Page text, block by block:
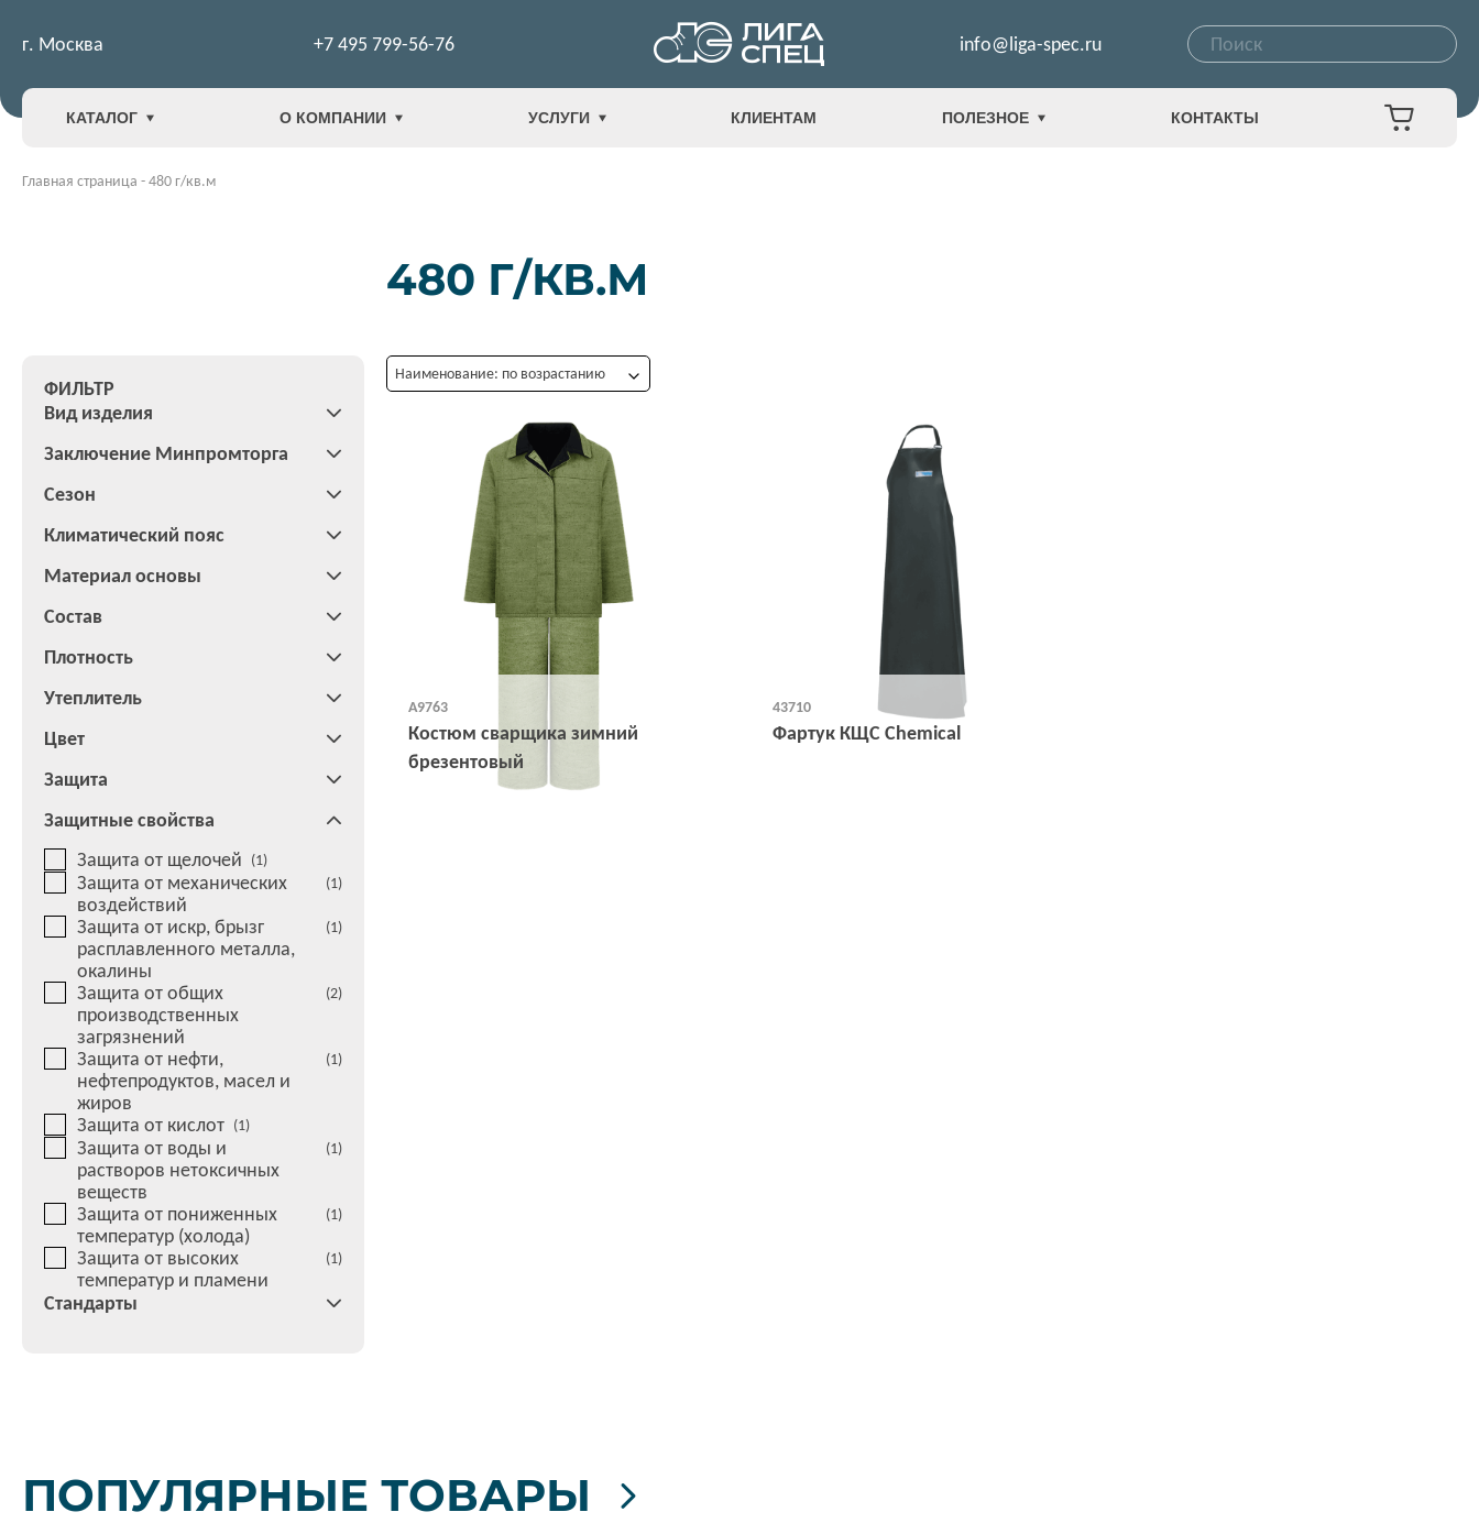
г. Москва +7 495 799-56-76 info@liga-spec.ru
КАТАЛОГ О КОМПАНИИ УСЛУГИ КЛИЕНТАМ ПОЛЕЗНОЕ КОНТАКТЫ
Главная страница -480 г/кв.м
480 Г/КВ.М
ФИЛЬТР
Вид изделия
Заключение Минпромторга
Сезон
Климатический пояс
Материал основы
Состав
Плотность
Утеплитель
Цвет
Защита
Защитные свойства
Защита от щелочей (1)
Защита от механических
воздействий
(1)
Защита от искр, брызг
расплавленного металла,
окалины
(1)
Защита от общих
производственных
загрязнений
(2)
Защита от нефти,
нефтепродуктов, масел и
жиров
(1)
Защита от кислот (1)
Защита от воды и
растворов нетоксичных
веществ
(1)
Защита от пониженных
температур (холода)
(1)
Защита от высоких
температур и пламени
(1)
Стандарты
Наименование: по возрастанию
А9763
Костюм сварщика зимний
брезентовый
43710
Фартук КЩС Chemical
ПОПУЛЯРНЫЕ ТОВАРЫ